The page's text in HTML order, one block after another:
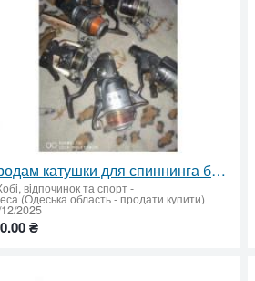
Продам катушки для спиннинга бу в отличном состоянии
вiдпочинок та спорт-
(Одеська область - продати купити)
2025
₴